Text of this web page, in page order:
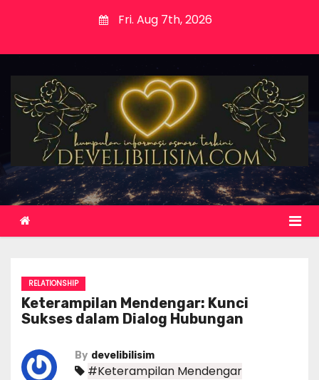
n
e
Fri. Aug 7th, 2026
RELATIONSHIP
Keterampilan Mendengar: Kunci
Sukses dalam Dialog Hubungan
By develibilisim
#Keterampilan Mendengar